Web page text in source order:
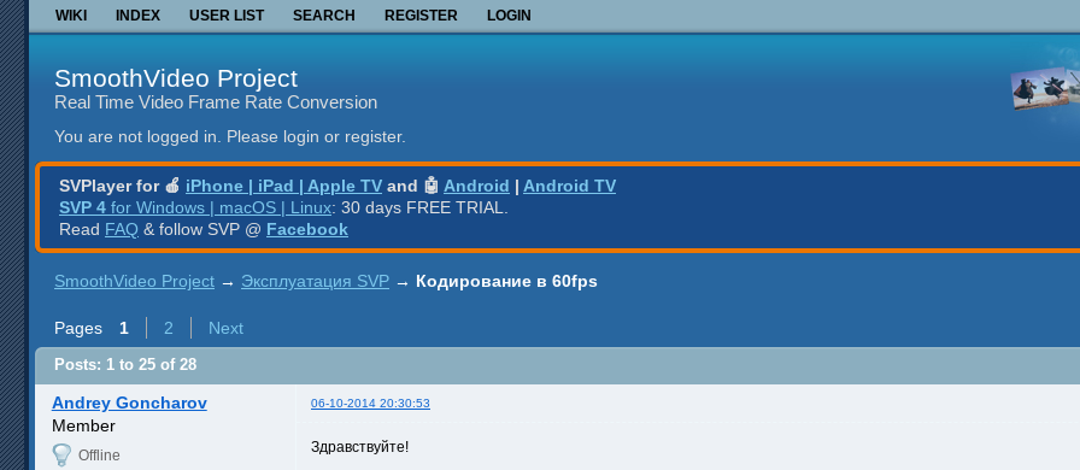
WIKI INDEX USER LIST SEARCH REGISTER LOGIN
SmoothVideo Project
Real Time Video Frame Rate Conversion
You are not logged in. Please login or register.
SVPlayer for 🍎 iPhone | iPad | Apple TV and 🤖 Android | Android TV
SVP 4 for Windows | macOS | Linux: 30 days FREE TRIAL.
Read FAQ & follow SVP @ Facebook
SmoothVideo Project → Эксплуатация SVP → Кодирование в 60fps
Pages 1 2 Next
Posts: 1 to 25 of 28
Andrey Goncharov 06-10-2014 20:30:53
Member
Offline
Здравствуйте!